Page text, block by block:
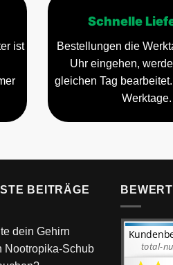
ist
Schnelle
Bestellungen die
Uhr eingehen,
gleichen Tag
Werktage.
BEITRÄGE
dein Gehirn
Nootropika-Schub